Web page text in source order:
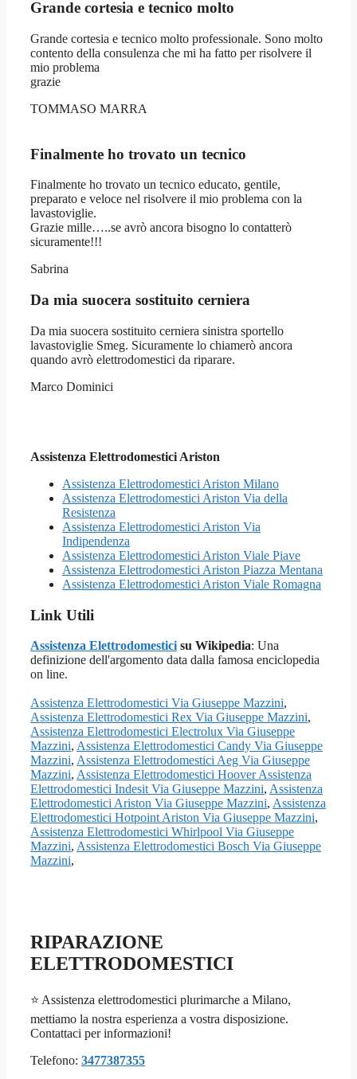
Grande cortesia e tecnico molto
Grande cortesia e tecnico molto professionale. Sono molto
contento della consulenza che mi ha fatto per risolvere il
mio problema
grazie
TOMMASO MARRA
Finalmente ho trovato un tecnico
Finalmente ho trovato un tecnico educato, gentile,
preparato e veloce nel risolvere il mio problema con la
lavastoviglie.
Grazie mille…..se avrò ancora bisogno lo contatterò
sicuramente!!!
Sabrina
Da mia suocera sostituito cerniera
Da mia suocera sostituito cerniera sinistra sportello
lavastoviglie Smeg. Sicuramente lo chiamerò ancora
quando avrò elettrodomestici da riparare.
Marco Dominici
Assistenza Elettrodomestici Ariston
Assistenza Elettrodomestici Ariston Milano
Assistenza Elettrodomestici Ariston Via della
Resistenza
Assistenza Elettrodomestici Ariston Via
Indipendenza
Assistenza Elettrodomestici Ariston Viale Piave
Assistenza Elettrodomestici Ariston Piazza Mentana
Assistenza Elettrodomestici Ariston Viale Romagna
Link Utili
Assistenza Elettrodomestici su Wikipedia: Una
definizione dell'argomento data dalla famosa enciclopedia
on line.
Assistenza Elettrodomestici Via Giuseppe Mazzini,
Assistenza Elettrodomestici Rex Via Giuseppe Mazzini,
Assistenza Elettrodomestici Electrolux Via Giuseppe
Mazzini, Assistenza Elettrodomestici Candy Via Giuseppe
Mazzini, Assistenza Elettrodomestici Aeg Via Giuseppe
Mazzini, Assistenza Elettrodomestici Hoover Assistenza
Elettrodomestici Indesit Via Giuseppe Mazzini, Assistenza
Elettrodomestici Ariston Via Giuseppe Mazzini, Assistenza
Elettrodomestici Hotpoint Ariston Via Giuseppe Mazzini,
Assistenza Elettrodomestici Whirlpool Via Giuseppe
Mazzini, Assistenza Elettrodomestici Bosch Via Giuseppe
Mazzini,
RIPARAZIONE
ELETTRODOMESTICI
⭐ Assistenza elettrodomestici plurimarche a Milano,
mettiamo la nostra esperienza a vostra disposizione.
Contattaci per informazioni!
Telefono: 3477387355